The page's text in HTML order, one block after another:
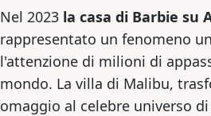
Nel 2023 la casa di Barbie su
rappresentato un fenomeno
l'attenzione di milioni di
mondo. La villa di Malibu,
omaggio al celebre universo